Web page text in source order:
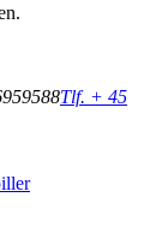
Tlf. + 45